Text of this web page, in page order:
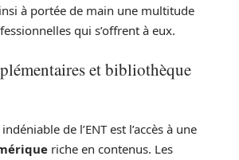
à portée de main une multitude
qui s’offrent à eux.
et bibliothèque
de l’ENT est l’accès à une
riche en contenus. Les